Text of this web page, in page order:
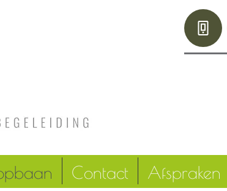
Contact Afspraken